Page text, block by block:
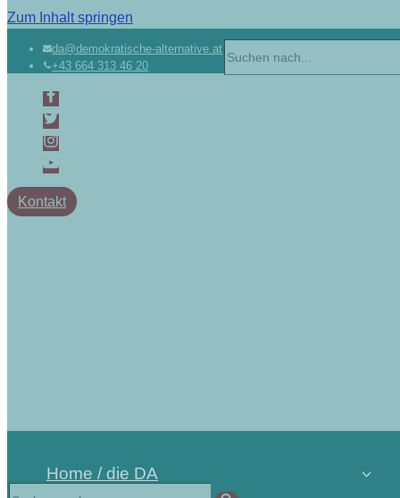
Zum Inhalt springen
da@demokratische-alternative.at
+43 664 313 46 20
Kontakt
Home / die DA